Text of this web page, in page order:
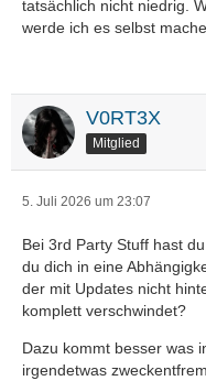
tatsächlich nicht niedrig.
werde ich es selbst
V0RT3X
Mitglied
5. Juli 2026 um 23:07
Bei 3rd Party Stuff hast
du dich in eine
der mit Updates nicht
komplett verschwindet?
Dazu kommt besser was
irgendetwas